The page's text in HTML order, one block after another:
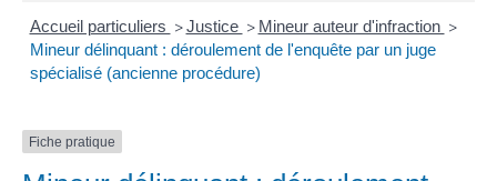
Accueil particuliers > Justice > Mineur auteur d'infraction >
Mineur délinquant : déroulement de l'enquête par un juge
spécialisé (ancienne procédure)
Fiche pratique